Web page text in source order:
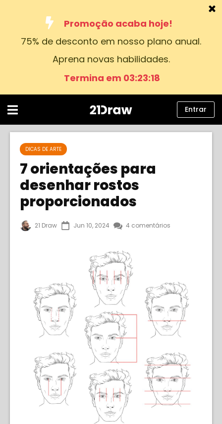
Promoção acaba hoje!
75% de desconto em nosso plano anual.
Aprena novas habilidades.
Termina em 03:23:17
Cursos
Sobre nós
Entrar
Português
Entrar
DICAS DE ARTE
7 orientações para
desenhar rostos
proporcionados
21 Draw Jun 10, 2024 4 comentários